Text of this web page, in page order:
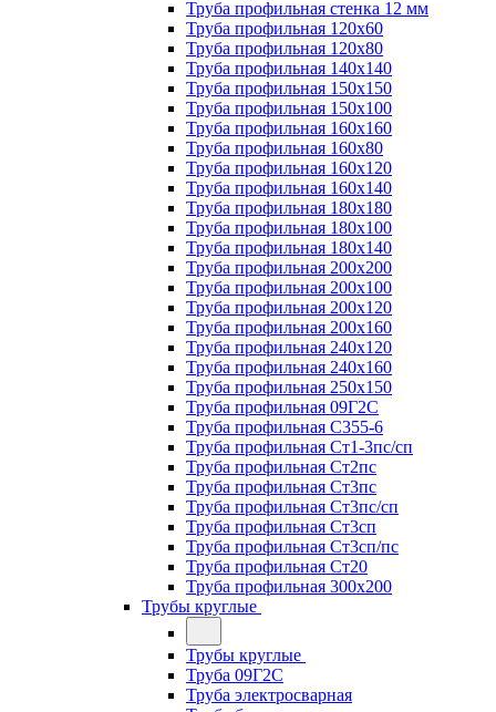
Труба профильная стенка 12 мм
Труба профильная 120х60
Труба профильная 120х80
Труба профильная 140х140
Труба профильная 150х150
Труба профильная 150х100
Труба профильная 160х160
Труба профильная 160х80
Труба профильная 160х120
Труба профильная 160х140
Труба профильная 180х180
Труба профильная 180х100
Труба профильная 180х140
Труба профильная 200х200
Труба профильная 200х100
Труба профильная 200х120
Труба профильная 200х160
Труба профильная 240х120
Труба профильная 240х160
Труба профильная 250х150
Труба профильная 09Г2С
Труба профильная С355-6
Труба профильная Ст1-3пс/сп
Труба профильная Ст2пс
Труба профильная Ст3пс
Труба профильная Ст3пс/сп
Труба профильная Ст3сп
Труба профильная Ст3сп/пс
Труба профильная Ст20
Труба профильная 300х200
Трубы круглые
Трубы круглые
Труба 09Г2С
Труба электросварная